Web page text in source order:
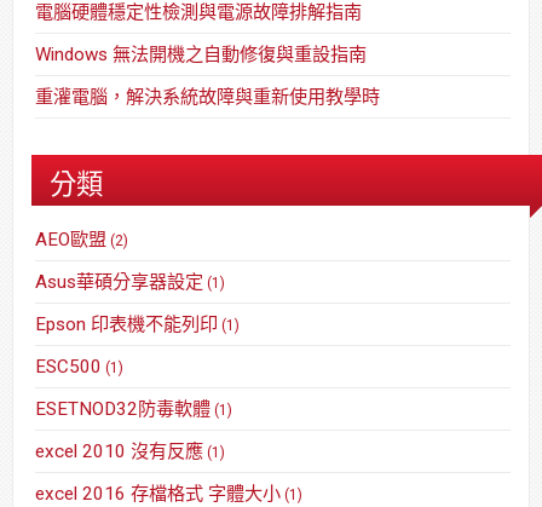
電腦硬體穩定性檢測與電源故障排解指南
Windows 無法開機之自動修復與重設指南
重灌電腦，解決系統故障與重新使用教學時
分類
AEO歐盟 (2)
Asus華碩分享器設定 (1)
Epson 印表機不能列印 (1)
ESC500 (1)
ESETNOD32防毒軟體 (1)
excel 2010 沒有反應 (1)
excel 2016 存檔格式 字體大小 (1)